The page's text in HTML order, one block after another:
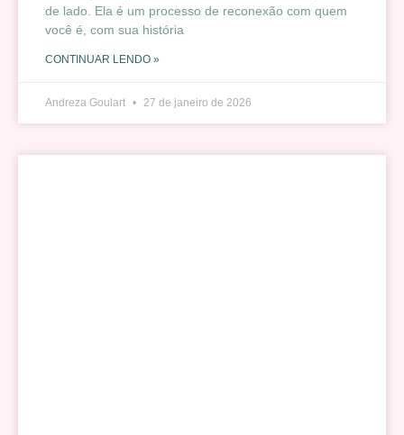
de lado. Ela é um processo de reconexão com quem
você é, com sua história
CONTINUAR LENDO »
Andreza Goulart 27 de janeiro de 2026